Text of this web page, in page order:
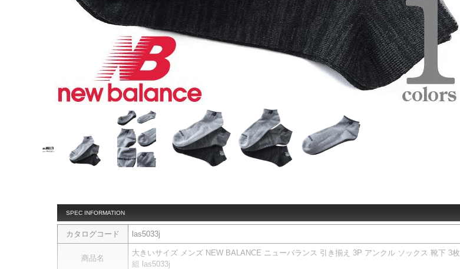
SPEC INFORMATION
カタログコード las5033j
商品名
大きいサイズ メンズ NEW BALANCE ニューバランス 引き揃え 3P アンクル ソックス 靴下 3枚
組 las5033j